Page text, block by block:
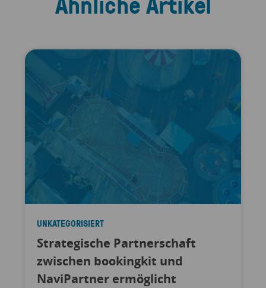
UNKATEGORISIERT
Strategische Partnerschaft
zwischen bookingkit und
NaviPartner ermöglicht